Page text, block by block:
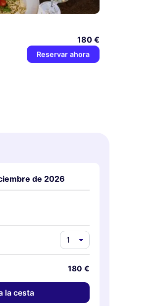
180 €
Reservar ahora
de 2026
180 €
la cesta